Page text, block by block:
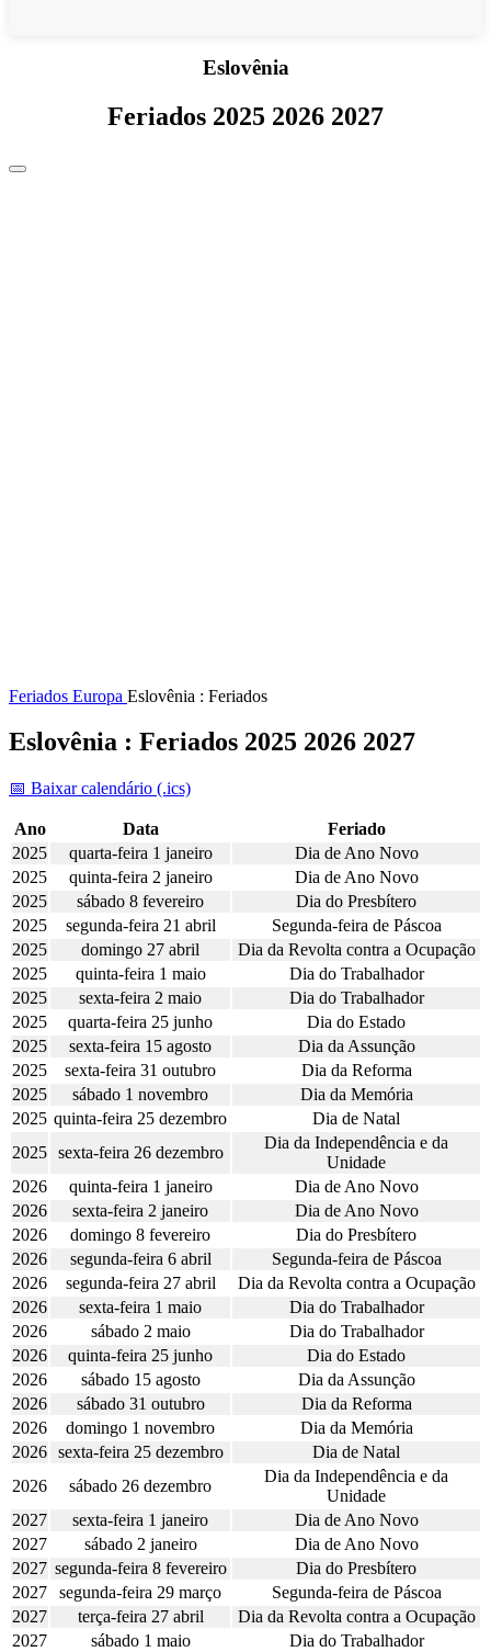
Eslovênia
Feriados 2025 2026 2027
Feriados Europa Eslovênia : Feriados
Eslovênia : Feriados 2025 2026 2027
📅 Baixar calendário (.ics)
Ano Data
Feriado
2025
quarta-feira 1 janeiro
Dia de Ano Novo
2025
quinta-feira 2 janeiro
Dia de Ano Novo
2025
sábado 8 fevereiro
Dia do Presbítero
2025
segunda-feira 21 abril
Segunda-feira de Páscoa
2025
domingo 27 abril
Dia da Revolta contra a Ocupação
2025
quinta-feira 1 maio
Dia do Trabalhador
2025
sexta-feira 2 maio
Dia do Trabalhador
2025
quarta-feira 25 junho
Dia do Estado
2025
sexta-feira 15 agosto
Dia da Assunção
2025
sexta-feira 31 outubro
Dia da Reforma
2025
sábado 1 novembro
Dia da Memória
2025 quinta-feira 25 dezembro
Dia de Natal
2025 sexta-feira 26 dezembro
Dia da Independência e da
Unidade
2026
quinta-feira 1 janeiro
Dia de Ano Novo
2026
sexta-feira 2 janeiro
Dia de Ano Novo
2026
domingo 8 fevereiro
Dia do Presbítero
2026
segunda-feira 6 abril
Segunda-feira de Páscoa
2026
segunda-feira 27 abril
Dia da Revolta contra a Ocupação
2026
sexta-feira 1 maio
Dia do Trabalhador
2026
sábado 2 maio
Dia do Trabalhador
2026
quinta-feira 25 junho
Dia do Estado
2026
sábado 15 agosto
Dia da Assunção
2026
sábado 31 outubro
Dia da Reforma
2026
domingo 1 novembro
Dia da Memória
2026 sexta-feira 25 dezembro
Dia de Natal
2026
sábado 26 dezembro
Dia da Independência e da
Unidade
2027
sexta-feira 1 janeiro
Dia de Ano Novo
2027
sábado 2 janeiro
Dia de Ano Novo
2027 segunda-feira 8 fevereiro
Dia do Presbítero
2027
segunda-feira 29 março
Segunda-feira de Páscoa
2027
terça-feira 27 abril
Dia da Revolta contra a Ocupação
2027
sábado 1 maio
Dia do Trabalhador